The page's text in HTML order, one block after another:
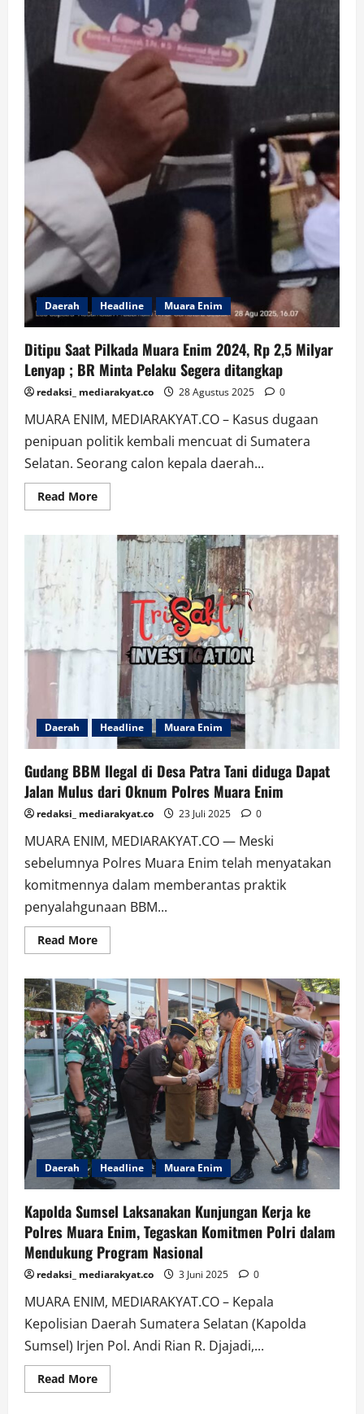
Daerah Headline Muara Enim
Ditipu Saat Pilkada Muara Enim 2024, Rp 2,5 Milyar
Lenyap ; BR Minta Pelaku Segera ditangkap
redaksi_ mediarakyat.co 28 Agustus 2025 0
MUARA ENIM, MEDIARAKYAT.CO – Kasus dugaan
penipuan politik kembali mencuat di Sumatera
Selatan. Seorang calon kepala daerah...
Read MoreRead
more
Saat
Pilkada
Muara
Enim
2024,
Rp
2,5
Milyar
Lenyap
BR
Minta
Pelaku
Segera
ditangkap
Daerah Headline Muara Enim
Gudang BBM Ilegal di Desa Patra Tani diduga Dapat
Jalan Mulus dari Oknum Polres Muara Enim
redaksi_ mediarakyat.co 23 Juli 2025 0
MUARA ENIM, MEDIARAKYAT.CO — Meski
sebelumnya Polres Muara Enim telah menyatakan
komitmennya dalam memberantas praktik
penyalahgunaan BBM...
Read MoreRead
more
BBM
Ilegal
di
Desa
Patra
Tani
diduga
Dapat
Jalan
Mulus
dari
Oknum
Polres
Muara
Enim
Daerah Headline Muara Enim
Kapolda Sumsel Laksanakan Kunjungan Kerja ke
Polres Muara Enim, Tegaskan Komitmen Polri dalam
Mendukung Program Nasional
redaksi_ mediarakyat.co 3 Juni 2025 0
MUARA ENIM, MEDIARAKYAT.CO – Kepala
Kepolisian Daerah Sumatera Selatan (Kapolda
Sumsel) Irjen Pol. Andi Rian R. Djajadi,...
Read MoreRead
more